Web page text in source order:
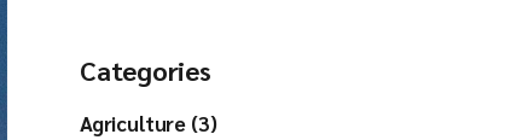
Categories
Agriculture (3)